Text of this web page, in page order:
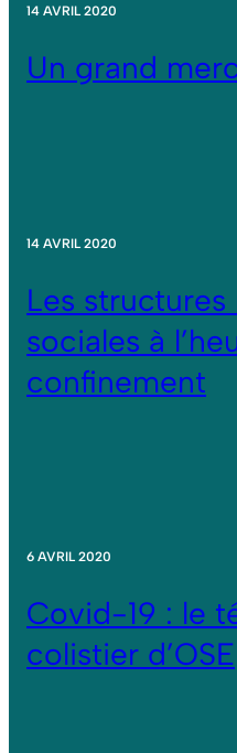
14 AVRIL 2020
Un grand
14 AVRIL 2020
Les
sociales à
confinement
6 AVRIL 2020
Covid-19 : le
colistier d’OSE